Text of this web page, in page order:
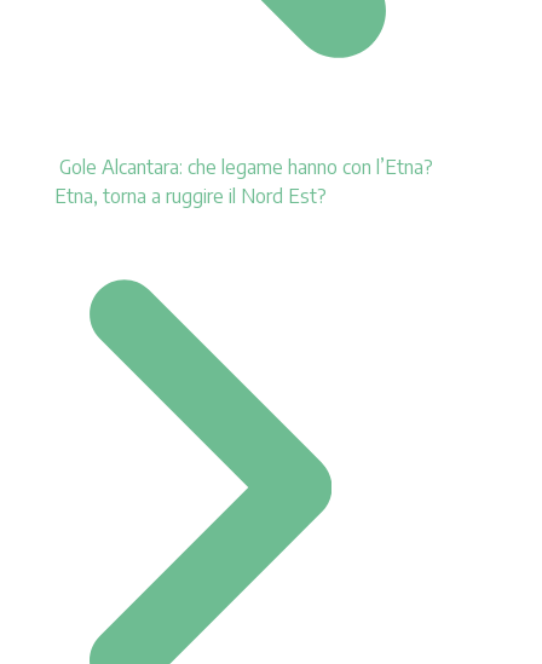
Gole Alcantara: che legame hanno con l’Etna?
Etna, torna a ruggire il Nord Est?